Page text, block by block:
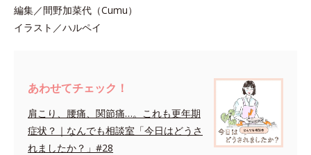
編集／間野加菜代（Cumu）
イラスト／ハルペイ
あわせてチェック！
肩こり、腰痛、関節痛…。これも更年期
症状？｜なんでも相談室「今日はどうさ
れましたか？」#28